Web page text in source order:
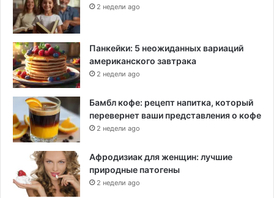
2 недели ago
Панкейки: 5 неожиданных вариаций
американского завтрака
2 недели ago
Бамбл кофе: рецепт напитка, который
перевернет ваши представления о кофе
2 недели ago
Афродизиак для женщин: лучшие
природные патогены
2 недели ago